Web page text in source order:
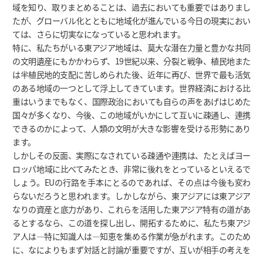
域を知り、取りまとめることは、過去においても重要ではありまし
たが、グローバル化とともに地域化が進んでいる今日の現実におい
ては、さらに切実なになっていると思われます。
特に、私たちがいる東アジア地域は、莫大な潜在力量と豊かな共同
の文明遺産にもかかわらず、19世紀以来、分裂と戦争、植民地また
は半植民地的支配に苦しめられた後、近年に再び、世界で最も活気
のある地域の一つとして浮上してきています。世界経済における比
重はいうまでもなく、国際政治においても自らの声をあげはじめた
国々が多くなり、今後、この地域がいかにして互いに疎通し、連携
できるのかによって、人類の文明が大きな影響を受ける形勢にあり
ます。
しかしその反面、実際になされている疎通や連携は、たとえばヨー
ロッパ地域に比べてみたとき、非常に後れをとっているといえるで
しょう。EUの行路を手本にとるのであれば、その点は今後も変わ
らないだろうと思われます。しかしながら、東アジアには東アジア
なりの資産と底力があり、これらを活用した東アジア特有の道があ
るとするなら、この道を探し出し、開拓するために、私たち東アジ
ア人は―特に知識人は―知恵を集める作業が急がれます。このため
に、なによりもまず対話と討論が重要ですが、互いが相手の考えを